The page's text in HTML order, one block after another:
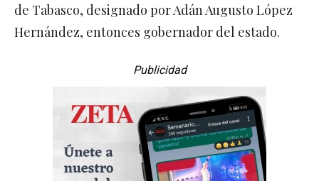
de Tabasco, designado por Adán Augusto López
Hernández, entonces gobernador del estado.
Publicidad